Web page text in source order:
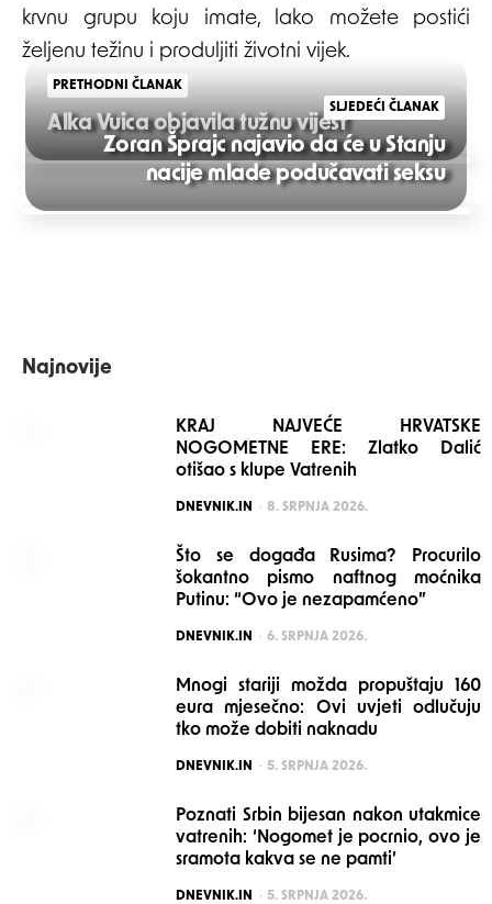
krvnu grupu koju imate, lako možete postići
željenu težinu i produljiti životni vijek.
Post
navigation
PRETHODNI ČLANAK
Alka Vuica objavila tužnu vijest
SLJEDEĆI ČLANAK
Zoran Šprajc najavio da će u Stanju
nacije mlade podučavati seksu
Najnovije
KRAJ NAJVEĆE HRVATSKE
NOGOMETNE ERE: Zlatko Dalić
otišao s klupe Vatrenih
POSTED
DNEVNIK.IN 8. SRPNJA 2026.
Što se događa Rusima? Procurilo
šokantno pismo naftnog moćnika
Putinu: “Ovo je nezapamćeno”
POSTED
DNEVNIK.IN 6. SRPNJA 2026.
Mnogi stariji možda propuštaju 160
eura mjesečno: Ovi uvjeti odlučuju
tko može dobiti naknadu
POSTED
DNEVNIK.IN 5. SRPNJA 2026.
Poznati Srbin bijesan nakon utakmice
vatrenih: ‘Nogomet je pocrnio, ovo je
sramota kakva se ne pamti’
POSTED
DNEVNIK.IN 5. SRPNJA 2026.